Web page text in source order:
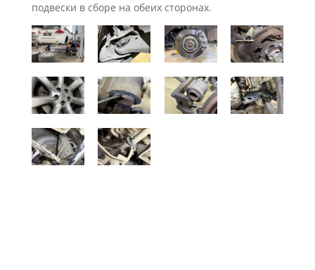
подвески в сборе на обеих сторонах.